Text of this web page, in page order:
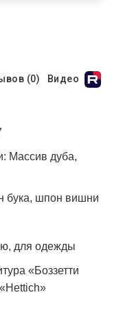
(0) Видео
Массив дуба,
бука, шпон вишни
для одежды
«Боззетти